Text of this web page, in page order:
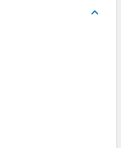
keyboard_arrow_up